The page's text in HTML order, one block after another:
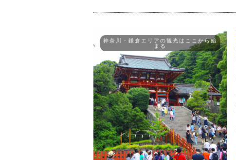
神奈川・鎌倉エリアの観光はここから始
まる